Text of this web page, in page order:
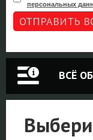
персональных
ОТПРАВИТЬ
ВСЁ